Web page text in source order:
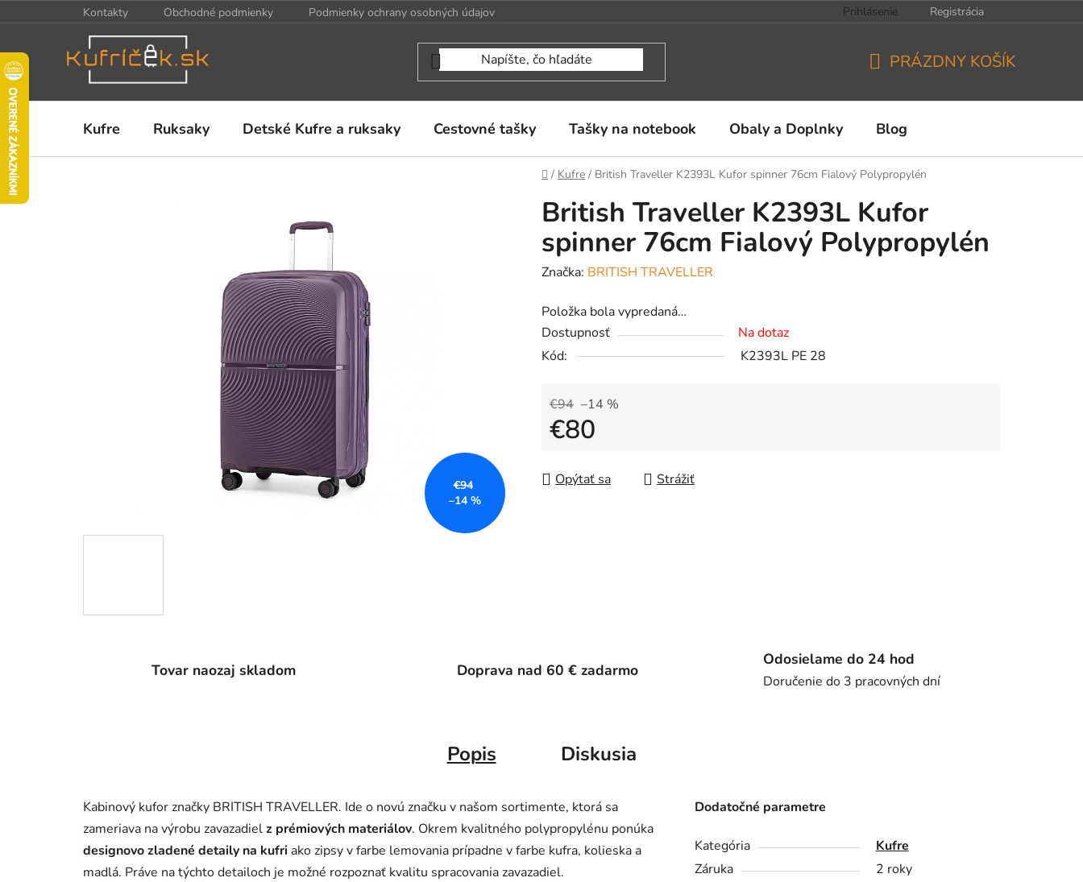
na
Kontakty Obchodné podmienky Podmienky ochrany osobných údajov Prihlásenie Registrácia
KOŠÍK
PRÁZDNY KOŠÍK
Kufre Ruksaky Detské Kufre a ruksaky Cestovné tašky Tašky na notebook Obaly a Doplnky Blog
Domov
/ Kufre / British Traveller K2393L Kufor spinner 76cm Fialový Polypropylén
British Traveller K2393L Kufor
spinner 76cm Fialový Polypropylén
Značka: BRITISH TRAVELLER
Položka bola vypredaná…
Dostupnosť
Na dotaz
Kód:
K2393L PE 28
€94 –14 %
€80
Opýtať sa
Strážiť
€94
–14 %
Tovar naozaj skladom Doprava nad 60 € zadarmo
Odosielame do 24 hod
Doručenie do 3 pracovných dní
Popis Diskusia
Kabinový kufor značky BRITISH TRAVELLER. Ide o novú značku v našom sortimente, ktorá sa
zameriava na výrobu zavazadielz prémiových materiálov. Okrem kvalitného polypropylénu ponúka
designovo zladené detaily na kufri ako zipsy v farbe lemovania prípadne v farbe kufra, kolieska a
madlá. Práve na týchto detailoch je možné rozpoznať kvalitu spracovania zavazadiel.
Dodatočné parametre
Kategória
Kufre
Záruka
2 roky